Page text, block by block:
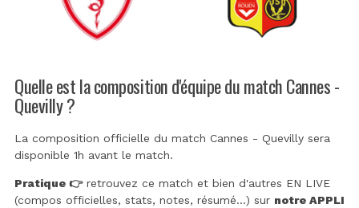
Quelle est la composition d'équipe du match Cannes -
Quevilly ?
La composition officielle du match Cannes - Quevilly sera
disponible 1h avant le match.
Pratique 👉retrouvez ce match et bien d'autres EN LIVE
(compos officielles, stats, notes, résumé...) sur notre APPLI